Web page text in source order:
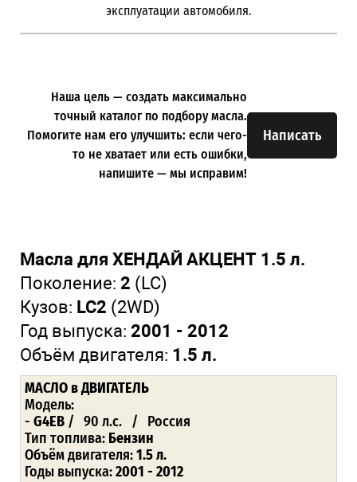
эксплуатации автомобиля.
Написать
Наша цель — создать максимально
точный каталог по подбору масла.
Помогите нам его улучшить: если чего-
то не хватает или есть ошибки,
напишите — мы исправим!
Масла для ХЕНДАЙ АКЦЕНТ 1.5 л.
Поколение: 2 (LC)
Кузов: LC2 (2WD)
Год выпуска: 2001 - 2012
Объём двигателя: 1.5 л.
МАСЛО в ДВИГАТЕЛЬ
Модель:
- G4EB / 90 л.с. / Россия
Тип топлива: Бензин
Объём двигателя:1.5 л.
Годы выпуска:2001 - 2012